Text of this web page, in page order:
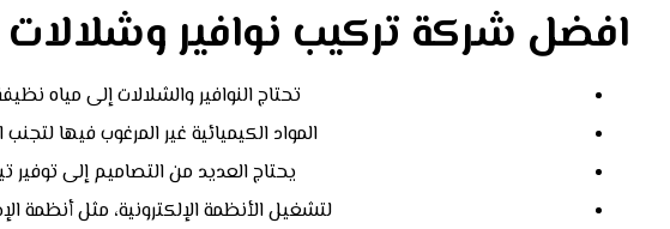
افضل شركة تركيب نوافير
تحتاج النوافير والشلالات إلى مياه
المواد الكيميائية غير المرغوب فيها
يحتاج العديد من التصاميم إلى توفير
لتشغيل الأنظمة الإلكترونية، مثل أنظمة